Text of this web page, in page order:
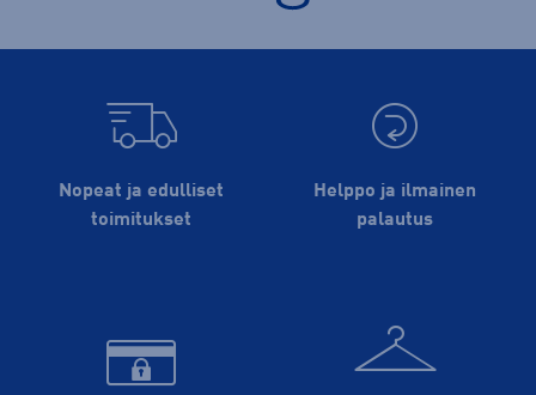
Nopeat ja edulliset
toimitukset
Helppo ja ilmainen
palautus